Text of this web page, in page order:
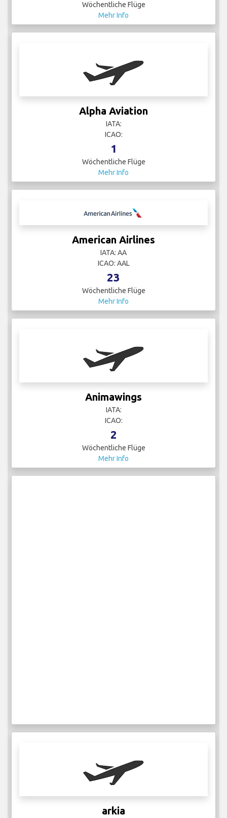
Wöchentliche Flüge
Mehr Info
Alpha Aviation
IATA:
ICAO:
1
Wöchentliche Flüge
Mehr Info
American Airlines
IATA: AA
ICAO: AAL
23
Wöchentliche Flüge
Mehr Info
Animawings
IATA:
ICAO:
2
Wöchentliche Flüge
Mehr Info
arkia